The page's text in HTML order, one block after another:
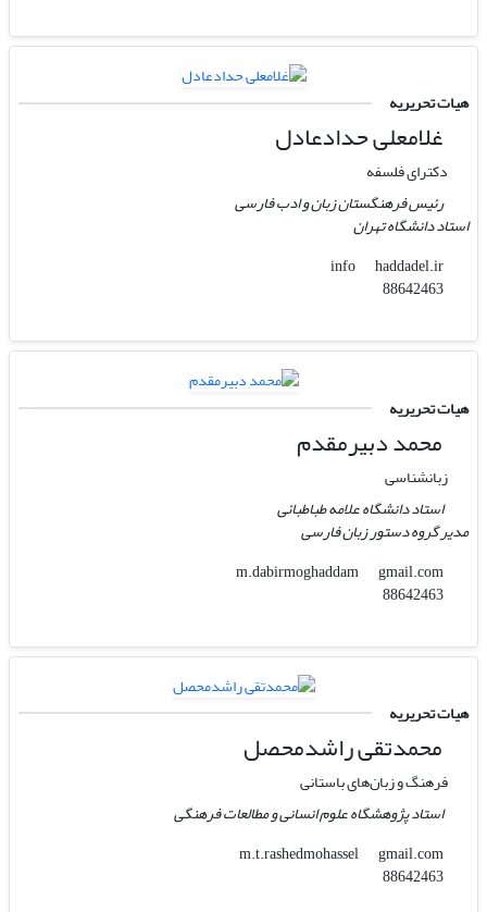
هیات تحریریه
غلامعلی حدادعادل
دکترای فلسفه
رئیس فرهنگستان زبان و ادب فارسی
استاد دانشگاه تهران
info
haddadel.ir
88642463
هیات تحریریه
محمد دبیرمقدم
زبانشناسی
استاد دانشگاه علامه طباطبائی
مدیر گروه دستور زبان فارسی
m.dabirmoghaddam
gmail.com
88642463
هیات تحریریه
محمدتقی راشدمحصل
فرهنگ و زبان‌های باستانی
استاد پژوهشگاه علوم انسانی و مطالعات فرهنگی
m.t.rashedmohassel
gmail.com
88642463